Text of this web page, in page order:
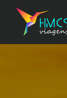
content